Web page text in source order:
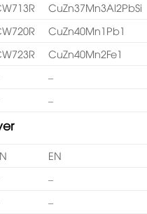
CuZn37Mn3Al2PbSi
CuZn40Mn1Pb1
CuZn40Mn2Fe1
–
–
EN
–
–